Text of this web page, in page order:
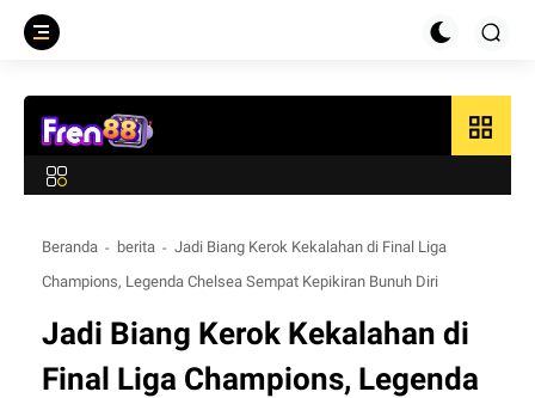
grid_view
Beranda berita
Jadi Biang Kerok Kekalahan di Final Liga
Champions, Legenda Chelsea Sempat Kepikiran Bunuh Diri
Jadi Biang Kerok Kekalahan di
Final Liga Champions, Legenda